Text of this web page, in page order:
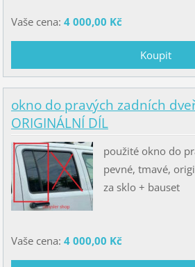
Vaše cena: 4 000,00 Kč
okno do pravých zadních
ORIGINÁLNÍ DÍL
použité okno do
pevné, tmavé,
za sklo + bauset
Vaše cena: 4 000,00 Kč